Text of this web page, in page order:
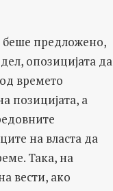
беше предложено,
опозицијата да
времето
позицијата, а
на власта да
Така, на
вести, ако